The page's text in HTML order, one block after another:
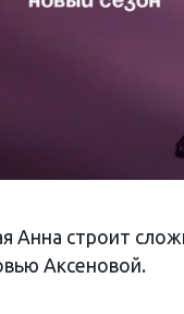
Анна строит
Аксеновой.